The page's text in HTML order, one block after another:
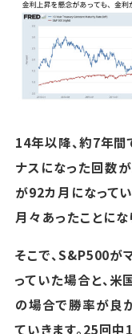
14年以降、約7年間
ナスになった回数
が92カ月になって
月々あったことにな
そこで、S&P500が
っていた場合と、
の場合で勝率が良
ていきます。25回